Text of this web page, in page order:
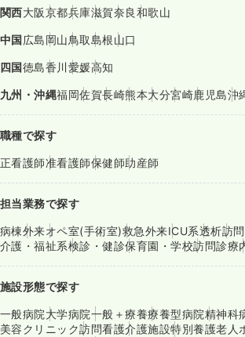
関西大阪京都兵庫滋賀奈良和歌山
中国広島岡山鳥取島根山口
四国徳島香川愛媛高知
九州・沖縄福岡佐賀長崎熊本大分宮崎鹿児島沖
職種で探す
正看護師准看護師保健師助産師
担当業務で探す
病棟外来オペ室(手術室)救急外来ICU系透析訪
介護・福祉系検診・健診保育園・学校訪問診療
施設形態で探す
一般病院大学病院一般＋療養療養型病院精神科
美容クリニック訪問看護介護施設特別養護老人